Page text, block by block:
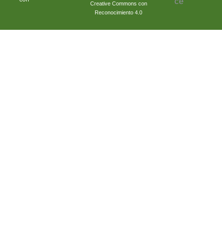
Creative Commons con
Reconocimiento 4.0